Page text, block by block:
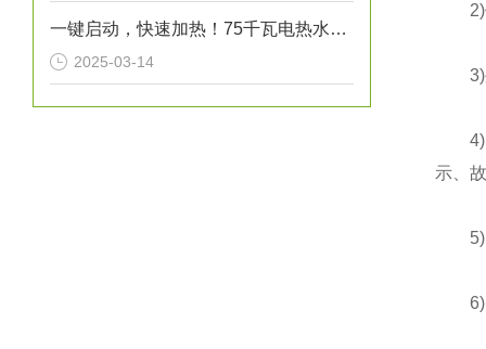
一键启动，快速加热！75千瓦电热水炉打造高效热水解决方案！
2025-03-14
2)保
3)外
4)控
示、
5)电
6)电